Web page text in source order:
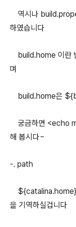
역시나
하였습니다
build.home 이란
며
build.home은
궁금하면 <echo
해 봅시다~
-. path
${catalina.home}
을 기역하실겁니다